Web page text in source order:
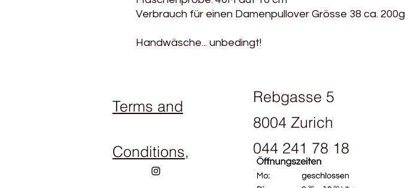
Verbrauch für einen Damenpullover Grösse 38 ca. 200g
Handwäsche... unbedingt!
Terms and
Conditions,
Rebgasse 5
8004 Zurich
044 241 78 18